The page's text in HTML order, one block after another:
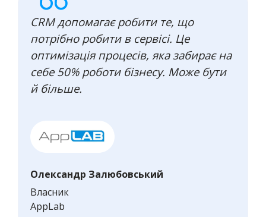
CRM допомагає робити те, що
потрібно робити в сервісі. Це
оптимізація процесів, яка забирає на
себе 50% роботи бізнесу. Може бути
й більше.
Олександр Залюбовський
Власник
AppLab